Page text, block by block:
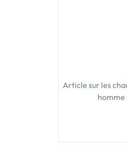
Article sur les
homme